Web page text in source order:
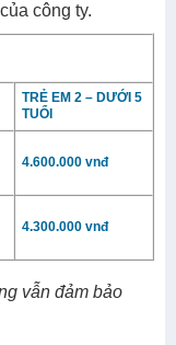
công ty.
TRẺ EM 2 – DƯỚI 5
TUỔI
4.600.000 vnđ
4.300.000 vnđ
vẫn đảm bảo